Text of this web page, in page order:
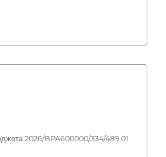
2026/BPA600000/334/489.01